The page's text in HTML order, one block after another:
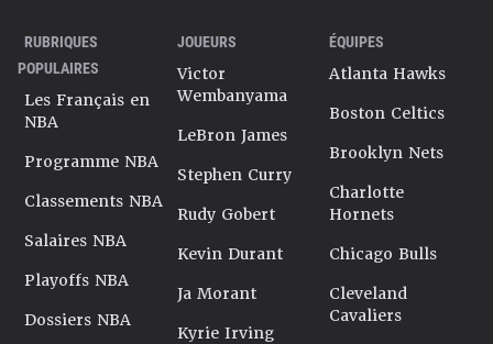
RUBRIQUES
POPULAIRES
Les Français en
NBA
Programme NBA
Classements NBA
Salaires NBA
Playoffs NBA
Dossiers NBA
JOUEURS
Victor
Wembanyama
LeBron James
Stephen Curry
Rudy Gobert
Kevin Durant
Ja Morant
Kyrie Irving
ÉQUIPES
Atlanta Hawks
Boston Celtics
Brooklyn Nets
Charlotte
Hornets
Chicago Bulls
Cleveland
Cavaliers